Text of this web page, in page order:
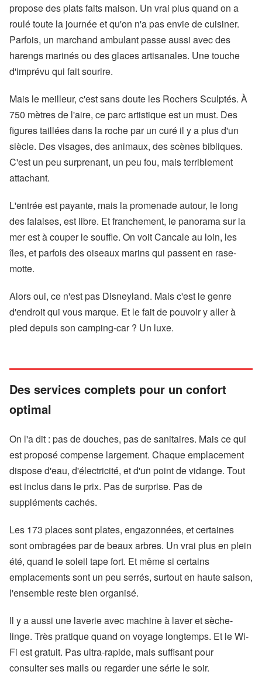
propose des plats faits maison. Un vrai plus quand on a
roulé toute la journée et qu'on n'a pas envie de cuisiner.
Parfois, un marchand ambulant passe aussi avec des
harengs marinés ou des glaces artisanales. Une touche
d'imprévu qui fait sourire.
Mais le meilleur, c'est sans doute les Rochers Sculptés. À
750 mètres de l'aire, ce parc artistique est un must. Des
figures taillées dans la roche par un curé il y a plus d'un
siècle. Des visages, des animaux, des scènes bibliques.
C'est un peu surprenant, un peu fou, mais terriblement
attachant.
L'entrée est payante, mais la promenade autour, le long
des falaises, est libre. Et franchement, le panorama sur la
mer est à couper le souffle. On voit Cancale au loin, les
îles, et parfois des oiseaux marins qui passent en rase-
motte.
Alors oui, ce n'est pas Disneyland. Mais c'est le genre
d'endroit qui vous marque. Et le fait de pouvoir y aller à
pied depuis son camping-car ? Un luxe.
Des services complets pour un confort
optimal
On l'a dit : pas de douches, pas de sanitaires. Mais ce qui
est proposé compense largement. Chaque emplacement
dispose d'eau, d'électricité, et d'un point de vidange. Tout
est inclus dans le prix. Pas de surprise. Pas de
suppléments cachés.
Les 173 places sont plates, engazonnées, et certaines
sont ombragées par de beaux arbres. Un vrai plus en plein
été, quand le soleil tape fort. Et même si certains
emplacements sont un peu serrés, surtout en haute saison,
l'ensemble reste bien organisé.
Il y a aussi une laverie avec machine à laver et sèche-
linge. Très pratique quand on voyage longtemps. Et le Wi-
Fi est gratuit. Pas ultra-rapide, mais suffisant pour
consulter ses mails ou regarder une série le soir.